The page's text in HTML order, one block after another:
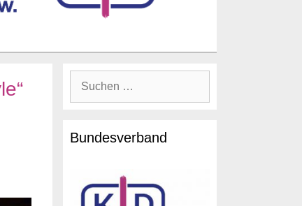
Bundesverband